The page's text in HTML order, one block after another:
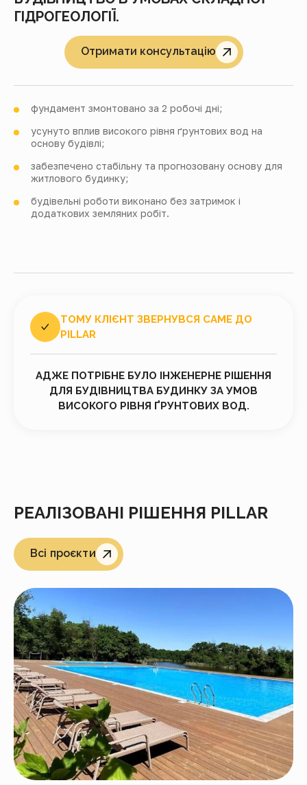
ГІДРОГЕОЛОГІЇ.
Отримати консультацію
фундамент змонтовано за 2 робочі дні;
усунуто вплив високого рівня ґрунтових вод на
основу будівлі;
забезпечено стабільну та прогнозовану основу для
житлового будинку;
будівельні роботи виконано без затримок і
додаткових земляних робіт.
ТОМУ КЛІЄНТ ЗВЕРНУВСЯ САМЕ ДО
PILLAR
АДЖЕ ПОТРІБНЕ БУЛО ІНЖЕНЕРНЕ РІШЕННЯ
ДЛЯ БУДІВНИЦТВА БУДИНКУ ЗА УМОВ
ВИСОКОГО РІВНЯ ҐРУНТОВИХ ВОД.
РЕАЛІЗОВАНІ РІШЕННЯ PILLAR
Всі проєкти